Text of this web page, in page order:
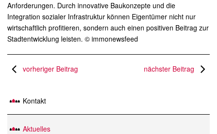
Anforderungen. Durch innovative Baukonzepte und die
Integration sozialer Infrastruktur können Eigentümer nicht nur
wirtschaftlich profitieren, sondern auch einen positiven Beitrag zur
Stadtentwicklung leisten. © immonewsfeed
vorheriger Beitrag nächster Beitrag
Kontakt
Aktuelles